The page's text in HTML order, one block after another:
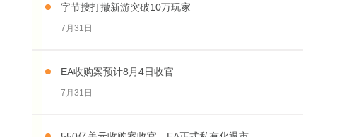
字节搜打撤新游突破10万玩家
7月31日
EA收购案预计8月4日收官
7月31日